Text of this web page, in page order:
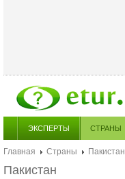
ЭКСПЕРТЫ СТРАНЫ
Главная Страны
Пакистан
Пакистан